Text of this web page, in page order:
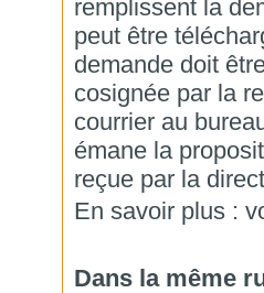
remplissent la
peut être
demande doit
cosignée par la
courrier au
émane la
reçue par la
En savoir plus :
Dans la même